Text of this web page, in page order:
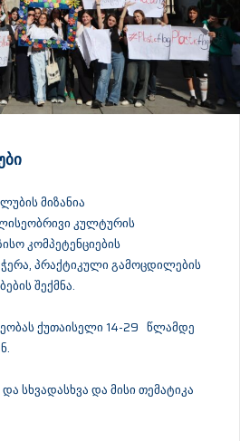
მიზანია
კულტურის
კომპეტენციების
პრაქტიკული გამოცდილების
შექმნა.
ქუთაისელი 14-29 წლამდე
სხვადასხვა და მისი თემატიკა